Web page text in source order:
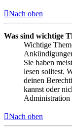
Nach oben
Was sind wichtige
Wichtige
Sie haben
lesen solltest.
deinen
kannst oder
Administration
Nach oben